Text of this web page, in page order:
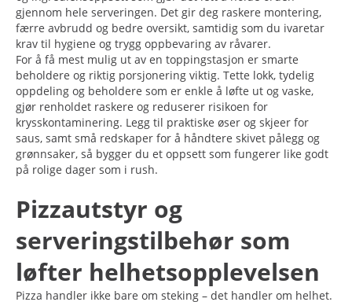
gjennom hele serveringen. Det gir deg raskere montering,
færre avbrudd og bedre oversikt, samtidig som du ivaretar
krav til hygiene og trygg oppbevaring av råvarer.
For å få mest mulig ut av en toppingstasjon er smarte
beholdere og riktig porsjonering viktig. Tette lokk, tydelig
oppdeling og beholdere som er enkle å løfte ut og vaske,
gjør renholdet raskere og reduserer risikoen for
krysskontaminering. Legg til praktiske øser og skjeer for
saus, samt små redskaper for å håndtere skivet pålegg og
grønnsaker, så bygger du et oppsett som fungerer like godt
på rolige dager som i rush.
Pizzautstyr og
serveringstilbehør som
løfter helhetsopplevelsen
Pizza handler ikke bare om steking – det handler om helhet.